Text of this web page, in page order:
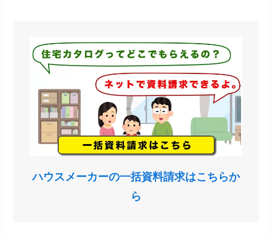
ハウスメーカーの一括資料請求はこちらか
ら